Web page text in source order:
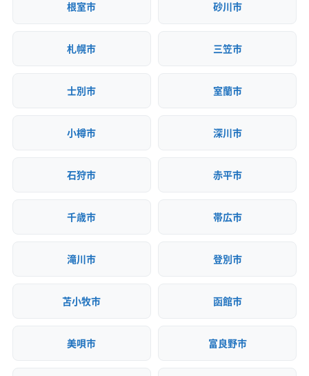
根室市 砂川市
札幌市 三笠市
士別市 室蘭市
小樽市 深川市
石狩市 赤平市
千歳市 帯広市
滝川市 登別市
苫小牧市 函館市
美唄市 富良野市